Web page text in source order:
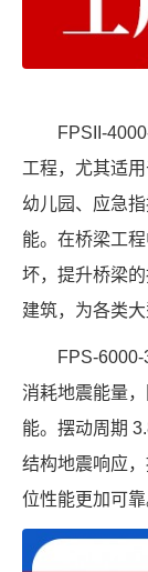
FPSII-
工程，尤其适
幼儿园、应急
能。在桥梁工
坏，提升桥梁
建筑，为各类
FPS-
消耗地震能量
能。摆动周期
结构地震响应
位性能更加可靠